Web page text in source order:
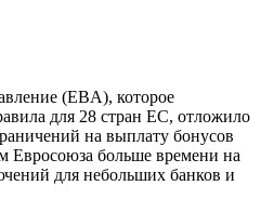
(EBA), которое
для 28 стран ЕС, отложило
на выплату бонусов
Евросоюза больше времени на
для небольших банков и